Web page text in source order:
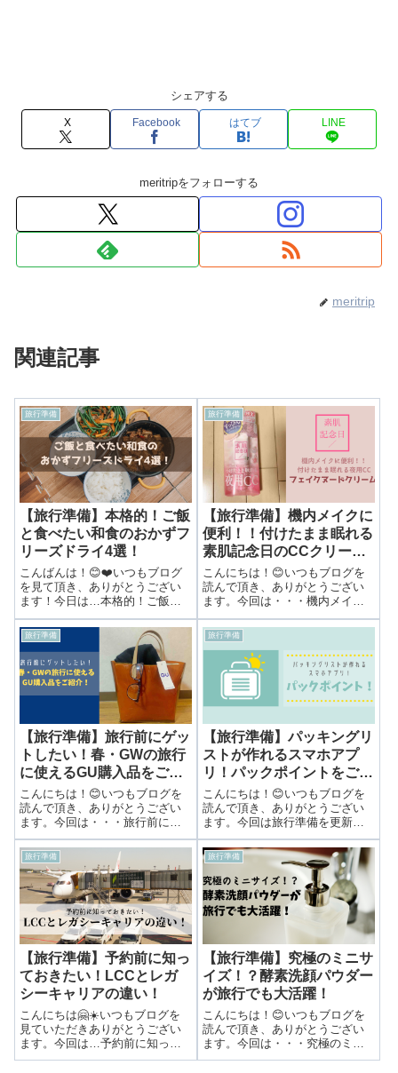
シェアする
X Facebook はてブ LINE
meritripをフォローする
meritrip
関連記事
旅行準備
【旅行準備】本格的！ご飯
と食べたい和食のおかずフ
リーズドライ4選！
こんばんは！😊❤️いつもブログ
を見て頂き、ありがとうござい
ます！今日は…本格的！ご飯と
食べたい和食のおかずフリーズ
ドライ4選！ 海外旅行で食べたく
なってしまう食べ物として以前
アルファ米の白米を紹介しまし
た！ 👉 【旅飯】海外で白米が
食べたい...
旅行準備
【旅行準備】機内メイクに
便利！！付けたまま眠れる
素肌記念日のCCクリー
ム”フェイクヌードクリー
ム”
こんにちは！😊いつもブログを
読んで頂き、ありがとうござい
ます。今回は・・・機内メイク
に便利！！付けたまま眠れる素
肌記念日のCCクリーム”フェイク
ヌードクリーム”長時間フライト
や深夜便の時のメイクって困り
ますよね🤔普段通りのメイクの
まま、寝て...
旅行準備
【旅行準備】旅行前にゲッ
トしたい！春・GWの旅行
に使えるGU購入品をご紹
介！
こんにちは！😊いつもブログを
読んで頂き、ありがとうござい
ます。今回は・・・旅行前にゲ
ットしたい！春・GWの旅行に使
えるGU購入品をご紹介！旅行中
に現地で沢山ショッピングをし
たいので出発前にはあまりお金
を使わないようにしたいところ
ですが、行き...
旅行準備
【旅行準備】パッキングリ
ストが作れるスマホアプ
リ！パックポイントをご紹
介！
こんにちは！😊いつもブログを
読んで頂き、ありがとうござい
ます。今回は旅行準備を更新し
ます！❤️パッキングリストが作
れるスマホアプリ！パックポイ
ントをご紹介！今回は旅行準備
に役立つスマホアプリをご紹介
します！旅行前の一仕事といえ
ばパッキング！...
旅行準備
【旅行準備】予約前に知っ
ておきたい！LCCとレガ
シーキャリアの違い！
こんにちは🤗☀️いつもブログを
見ていただきありがとうござい
ます。今回は…予約前に知って
おきたい！LCCとレガシーキャ
旅行準備
【旅行準備】究極のミニサ
イズ！？酵素洗顔パウダー
が旅行でも大活躍！
こんにちは！😊いつもブログを
読んで頂き、ありがとうござい
ます。今回は・・・究極のミニ
サイズ！？酵素洗顔パウダーが